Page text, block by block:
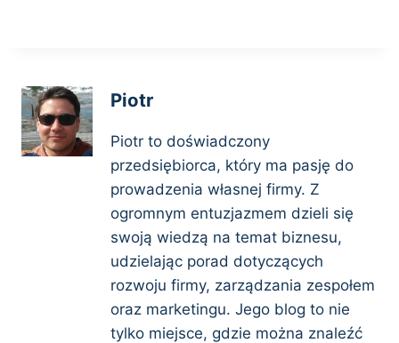
Piotr
Piotr to doświadczony
przedsiębiorca, który ma pasję do
prowadzenia własnej firmy. Z
ogromnym entuzjazmem dzieli się
swoją wiedzą na temat biznesu,
udzielając porad dotyczących
rozwoju firmy, zarządzania zespołem
oraz marketingu. Jego blog to nie
tylko miejsce, gdzie można znaleźć